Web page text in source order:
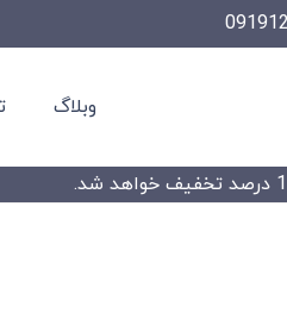
وبلاگ